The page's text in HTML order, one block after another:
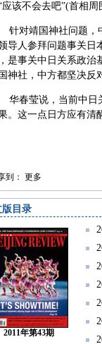
应该不会去吧”(首相周
针对靖国神社问题，
导人参拜问题事关日
是事关中日关系政治
神社，中方都坚决反
华春莹说，当前中日
。这一点日方应有清
到： 更多
版目录
2011年第43期